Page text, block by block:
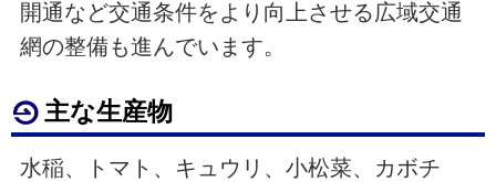
開通など交通条件をより向上させる広域交通
網の整備も進んでいます。
主な生産物
水稲、トマト、キュウリ、小松菜、カボチ